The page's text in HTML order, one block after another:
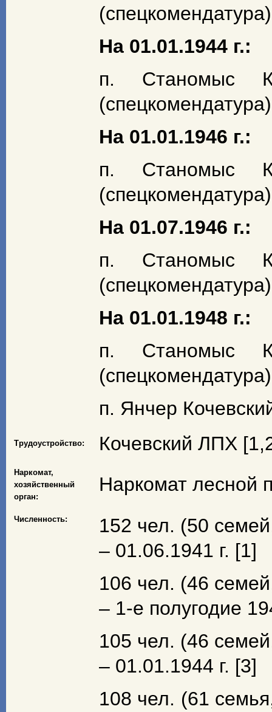
На 01.01.1944 г.:
п. Станомыс
На 01.01.1946 г.:
п. Станомыс
На 01.07.1946 г.:
п. Станомыс
На 01.01.1948 г.:
п. Станомыс
п. Янчер
Трудоустройство: Кочевский ЛПХ
Наркомат,
хозяйственный
орган:
Наркомат лесной
Численность:
152 чел. (50
– 01.06.1941 г. [1]
106 чел. (46
– 1-е полугодие
105 чел. (46
– 01.01.1944 г. [3]
108 чел. (61